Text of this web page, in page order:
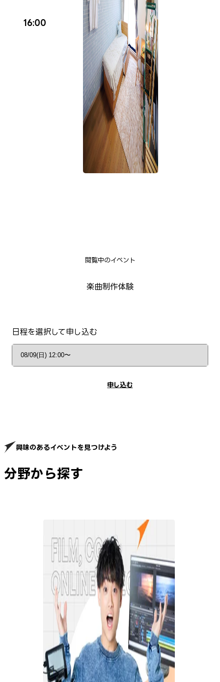
16:00
閲覧中のイベント
楽曲制作体験
日程を選択して申し込む
申し込む
興味のあるイベントを見つけよう
分野から探す